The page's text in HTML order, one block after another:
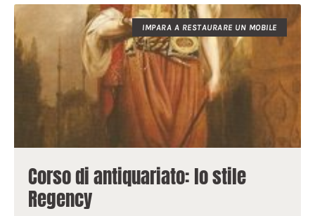
IMPARA A RESTAURARE UN MOBILE
Corso di antiquariato: lo stile
Regency